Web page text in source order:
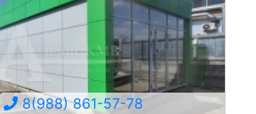
8(988) 861-57-78